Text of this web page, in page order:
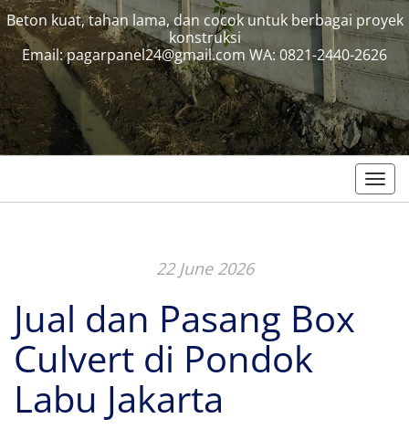
Beton kuat, tahan lama, dan cocok untuk berbagai proyek
konstruksi
Email:pagarpanel24@gmail.com WA: 0821-2440-2626
22 June 2026
Jual dan Pasang Box
Culvert di Pondok
Labu Jakarta